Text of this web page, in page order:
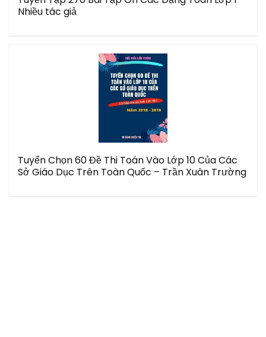
Nhiều tác giả
Tuyển Chọn 60 Đề Thi Toán Vào Lớp 10 Của Các
Sở Giáo Dục Trên Toàn Quốc – Trần Xuân Trường